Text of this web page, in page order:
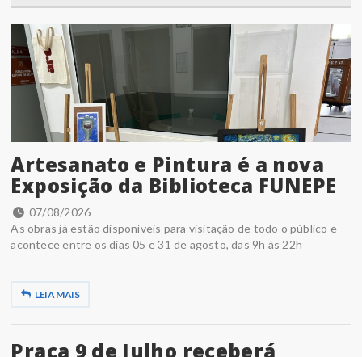
Artesanato e Pintura é a nova
Exposição da Biblioteca FUNEPE
07/08/2026
As obras já estão disponíveis para visitação de todo o público e
acontece entre os dias 05 e 31 de agosto, das 9h às 22h
LEIA MAIS
Praça 9 de Julho receberá